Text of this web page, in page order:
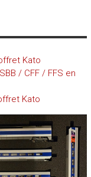
Kato
/ CFF / FFS en
Kato